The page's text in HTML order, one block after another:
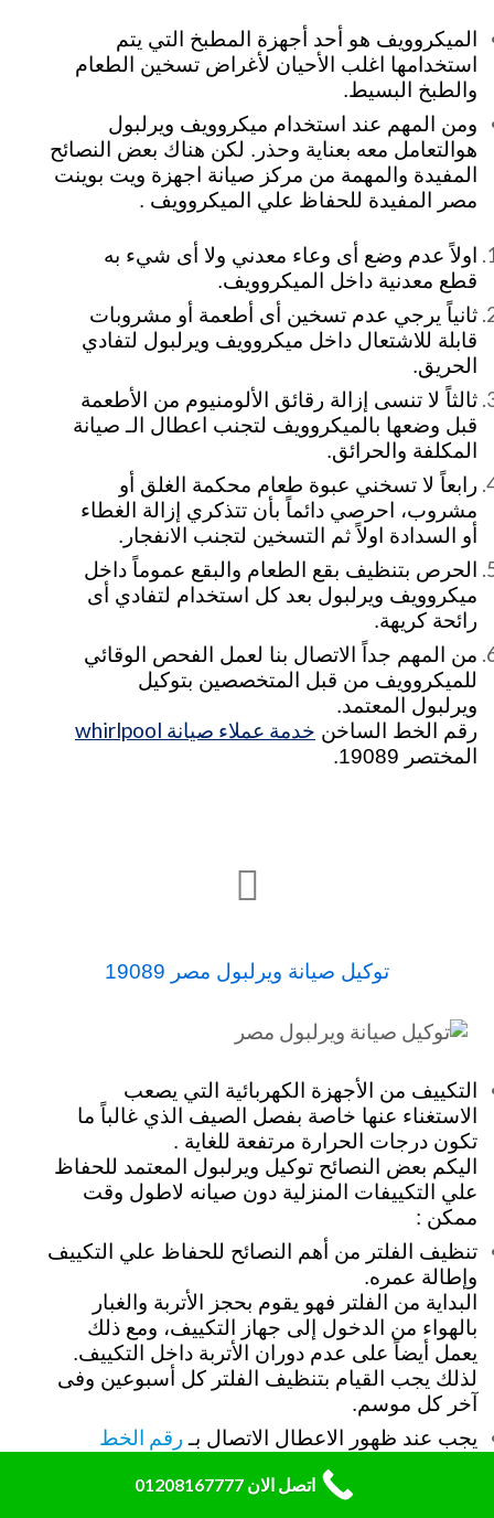
الميكروويف هو أحد أجهزة المطبخ التي يتم
استخدامها اغلب الأحيان لأغراض تسخين الطعام
والطبخ البسيط.
ومن المهم عند استخدام ميكروويف ويرلبول
هوالتعامل معه بعناية وحذر. لكن هناك بعض النصائح
المفيدة والمهمة من مركز صيانة اجهزة ويت بوينت
مصر المفيدة للحفاظ علي الميكروويف .
اولاً عدم وضع أى وعاء معدني ولا أى شيء به
قطع معدنية داخل الميكروويف.
ثانياً يرجي عدم تسخين أى أطعمة أو مشروبات
قابلة للاشتعال داخل ميكروويف ويرلبول لتفادي
الحريق.
ثالثاً لا تنسى إزالة رقائق الألومنيوم من الأطعمة
قبل وضعها بالميكروويف لتجنب اعطال الـ صيانة
المكلفة والحرائق.
رابعاً لا تسخني عبوة طعام محكمة الغلق أو
مشروب، احرصي دائماً بأن تتذكري إزالة الغطاء
أو السدادة اولاً ثم التسخين لتجنب الانفجار.
الحرص بتنظيف بقع الطعام والبقع عموماً داخل
ميكروويف ويرلبول بعد كل استخدام لتفادي أى
رائحة كريهة.
من المهم جداً الاتصال بنا لعمل الفحص الوقائي
للميكروويف من قبل المتخصصين بتوكيل
ويرلبول المعتمد.
رقم الخط الساخن خدمة عملاء صيانة whirlpool
المختصر 19089.

توكيل صيانة ويرلبول مصر 19089
التكييف من الأجهزة الكهربائية التي يصعب
الاستغناء عنها خاصة بفصل الصيف الذي غالباً ما
تكون درجات الحرارة مرتفعة للغاية .
اليكم بعض النصائح توكيل ويرلبول المعتمد للحفاظ
علي التكييفات المنزلية دون صيانه لاطول وقت
ممكن :
تنظيف الفلتر من أهم النصائح للحفاظ علي التكييف
وإطالة عمره.
البداية من الفلتر فهو يقوم بحجز الأتربة والغبار
بالهواء من الدخول إلى جهاز التكييف، ومع ذلك
يعمل أيضاً على عدم دوران الأتربة داخل التكييف.
لذلك يجب القيام بتنظيف الفلتر كل أسبوعين وفى
آخر كل موسم.
يجب عند ظهور الاعطال الاتصال بـ رقم الخط
بالمكونات وقطع الغيار الاصلية .
اتصل الان 01208167777